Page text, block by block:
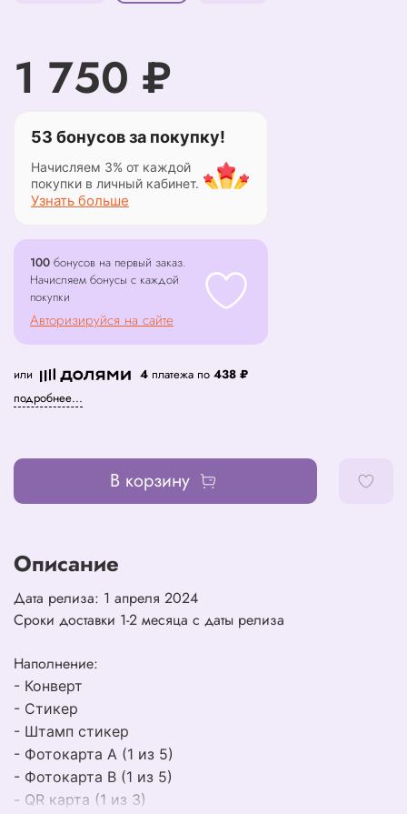
1 750 ₽
53 бонусов за покупку!
Начисляем 3% от каждой
покупки в личный кабинет.
Узнать больше
100 бонусов на первый заказ.
Начисляем бонусы с каждой
покупки
Авторизируйся на сайте
или 4 платежа по 438 ₽
подробнее...
В корзину
Описание
Дата релиза: 1 апреля 2024
Сроки доставки 1-2 месяца с даты релиза
Наполнение:
- Конверт
- Стикер
- Штамп стикер
- Фотокарта А (1 из 5)
- Фотокарта В (1 из 5)
- QR карта (1 из 3)